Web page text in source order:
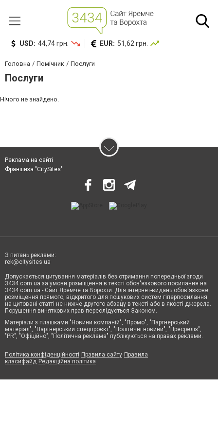
USD: 44,74 грн. EUR: 51,62 грн.
Головна Помічник Послуги
Послуги
Нічого не знайдено.
Реклама на сайті
Франшиза "CitySites"
З питань реклами:
rek@citysites.ua
Допускається цитування матеріалів без отримання попередньої згоди
3434.com.ua за умови розміщення в тексті обов'язкового посилання на
3434.com.ua - Сайт Яремче та Ворохти. Для інтернет-видань обов'язкове
розміщення прямого, відкритого для пошукових систем гіперпосилання
на цитовані статті не нижче другого абзацу в тексті або в якості джерела.
Порушення виняткових прав переслідується Законом.
Матеріали з плашками "Новини компаній", "Промо", "Партнерський
матеріал", "Партнерський спецпроєкт", "Політичні новини", "Пресреліз",
"PR", "Офіційно", "Політична реклама" публікуються на правах реклами.
Політика конфіденційності Правила сайту Правила
класифайд Редакційна політика